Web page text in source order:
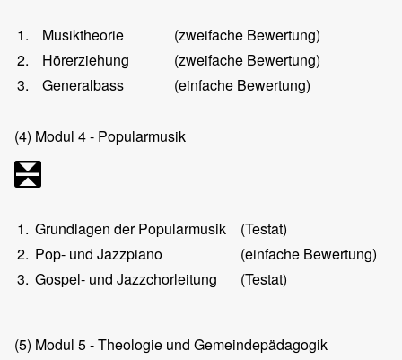
1. Musiktheorie
(zweifache Bewertung)
2.
Hörerziehung
(zweifache Bewertung)
3.
Generalbass (einfache Bewertung)
(4) Modul 4 - Popularmusik
1. Grundlagen der Popularmusik
(Testat)
2. Pop- und Jazzpiano
(einfache Bewertung)
3. Gospel- und Jazzchorleitung (Testat)
(5) Modul 5 - Theologie und Gemeindepädagogik